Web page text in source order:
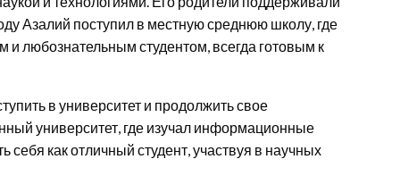
Азалий поступил в местную среднюю школу, где
любознательным студентом, всегда готовым к
в университет и продолжить свое
университет, где изучал информационные
как отличный студент, участвуя в научных